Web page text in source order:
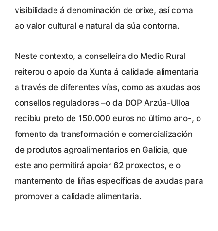
visibilidade á denominación de orixe, así coma
ao valor cultural e natural da súa contorna.
Neste contexto, a conselleira do Medio Rural
reiterou o apoio da Xunta á calidade alimentaria
a través de diferentes vías, como as axudas aos
consellos reguladores –o da DOP Arzúa-Ulloa
recibiu preto de 150.000 euros no último ano-, o
fomento da transformación e comercialización
de produtos agroalimentarios en Galicia, que
este ano permitirá apoiar 62 proxectos, e o
mantemento de liñas específicas de axudas para
promover a calidade alimentaria.